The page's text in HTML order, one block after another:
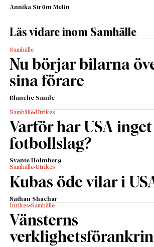
Annika Ström Melin
Läs vidare inom Samhälle
Samhälle
Nu börjar bilarna
sina förare
Blanche Sande
Samhälle Utrikes
Varför har USA
fotbollslag?
Svante Holmberg
Samhälle Utrikes
Kubas öde vilar i
Nathan Shachar
Inrikes Samhälle
Vänsterns